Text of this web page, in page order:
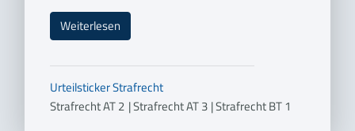
Weiterlesen
UrteilstickerStrafrecht
Strafrecht AT 2 |Strafrecht AT 3 |Strafrecht BT 1